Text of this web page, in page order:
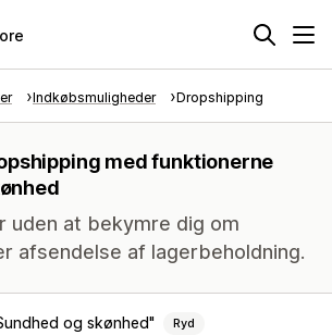
Indkøbsmuligheder Dropshipping
med funktionerne
uden at bekymre dig om
afsendelse af lagerbeholdning.
og skønhed Ryd